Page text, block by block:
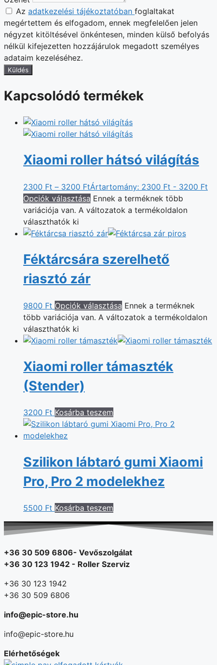
Az adatkezelési tájékoztatóban foglaltakat
megértettem és elfogadom, ennek megfelelően jelen
négyzet kitöltésével önkéntesen, minden külső befolyás
nélkül kifejezetten hozzájárulok megadott személyes
adataim kezeléséhez.
Küldés
Kapcsolódó termékek
Xiaomi roller hátsó világítás
2300 Ft – 3200 FtÁrtartomány: 2300 Ft - 3200 Ft
Opciók választása Ennek a terméknek több
variációja van. A változatok a termékoldalon
választhatók ki
Féktárcsára szerelhető
riasztó zár
9800 Ft Opciók választása Ennek a terméknek
több variációja van. A változatok a termékoldalon
választhatók ki
Xiaomi roller támaszték
(Stender)
3200 Ft Kosárba teszem
Szilikon lábtaró gumi Xiaomi
Pro, Pro 2 modelekhez
5500 Ft Kosárba teszem
+36 30 509 6806- Vevőszolgálat
+36 30 123 1942 - Roller Szerviz
+36 30 123 1942
+36 30 509 6806
info@epic-store.hu
info@epic-store.hu
Elérhetőségek